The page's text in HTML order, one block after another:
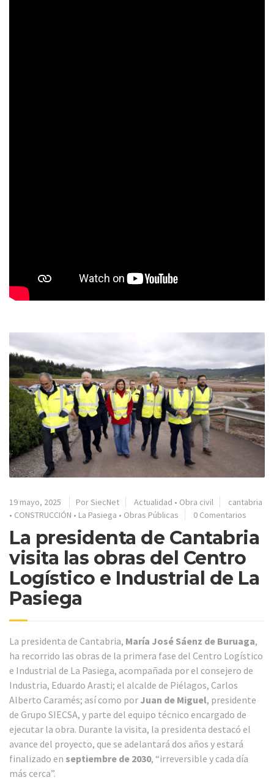
19 mayo, 2025 Por SiecNet Actualidad • Obra civil
cantabria
• CONSTRUCCIÓN • La Pasiega • Obras Públicas 0 Comentarios
La presidenta de Cantabria
visita las obras del Centro
Logístico e Industrial de La
Pasiega
La presidenta de Cantabria, María José Sáenz de Buruaga,
ha recorrido las obras de la primera fase del Centro Logístico
e Industrial de La Pasiega, acompañada por el consejero de
Industria, Eduardo Arasti; el alcalde de Piélagos, Carlos
Alberto Caramés; así como por Juan de Miguel, presidente
de Grupo SIECSA, y parte del equipo técnico encargado de
ejecutar la obra. Durante la visita, la presidenta destacó el
avance del proyecto, que se adelantará dos años y estará
finalizado en septiembre de 2030, “irreversible y cada día
más cerca”.